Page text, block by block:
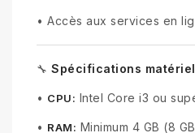
• Accès aux services en
🔧 Spécifications
• CPU: Intel Core i3 ou
• RAM: Minimum 4 GB (8